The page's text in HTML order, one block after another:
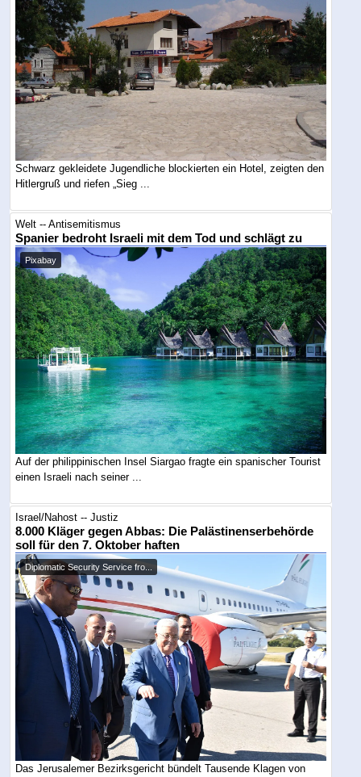
Schwarz gekleidete Jugendliche blockierten ein Hotel, zeigten den
Hitlergruß und riefen „Sieg ...
Welt -- Antisemitismus
Spanier bedroht Israeli mit dem Tod und schlägt zu
Pixabay
Auf der philippinischen Insel Siargao fragte ein spanischer Tourist
einen Israeli nach seiner ...
Israel/Nahost -- Justiz
8.000 Kläger gegen Abbas: Die Palästinenserbehörde
soll für den 7. Oktober haften
Diplomatic Security Service fro...
Das Jerusalemer Bezirksgericht bündelt Tausende Klagen von